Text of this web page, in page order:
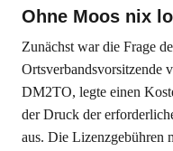
Ohne Moos nix
Zunächst war die Frage
Ortsverbandsvorsitzende
DM2TO, legte einen
der Druck der
aus. Die Lizenzgebühren